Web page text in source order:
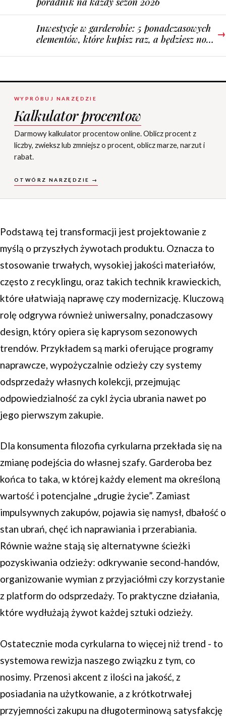
Inwestycje w garderobie: 5 ponadczasowych
elementów, które kupisz raz, a będziesz nosić →
WYPRÓBUJ NARZĘDZIE
Kalkulator procentow
Darmowy kalkulator procentow online. Oblicz procent z
liczby, zwieksz lub zmniejsz o procent, oblicz marze, narzut i
rabat.
OTWÓRZ NARZĘDZIE →
Podstawą tej transformacji jest projektowanie z
myślą o przyszłych żywotach produktu. Oznacza to
stosowanie trwałych, wysokiej jakości materiałów,
często z recyklingu, oraz takich technik krawieckich,
które ułatwiają naprawę czy modernizację. Kluczową
rolę odgrywa również uniwersalny, ponadczasowy
design, który opiera się kaprysom sezonowych
trendów. Przykładem są marki oferujące programy
naprawcze, wypożyczalnie odzieży czy systemy
odsprzedaży własnych kolekcji, przejmując
odpowiedzialność za cykl życia ubrania nawet po
jego pierwszym zakupie.
Dla konsumenta filozofia cyrkularna przekłada się na
zmianę podejścia do własnej szafy. Garderoba bez
końca to taka, w której każdy element ma określoną
wartość i potencjalne „drugie życie”. Zamiast
impulsywnych zakupów, pojawia się namysł, dbałość o
stan ubrań, chęć ich naprawiania i przerabiania.
Równie ważne stają się alternatywne ścieżki
pozyskiwania odzieży: odkrywanie second-handów,
organizowanie wymian z przyjaciółmi czy korzystanie
z platform do odsprzedaży. To praktyczne działania,
które wydłużają żywot każdej sztuki odzieży.
Ostatecznie moda cyrkularna to więcej niż trend - to
systemowa rewizja naszego związku z tym, co
nosimy. Przenosi akcent z ilości na jakość, z
posiadania na użytkowanie, a z krótkotrwałej
przyjemności zakupu na długoterminową satysfakcję